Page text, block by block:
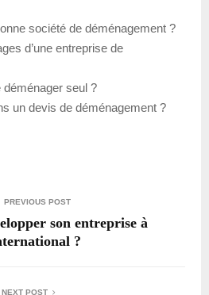
société de déménagement ?
d’une entreprise de
seul ?
un devis de déménagement ?
PREVIOUS POST
son entreprise à
?
NEXT POST